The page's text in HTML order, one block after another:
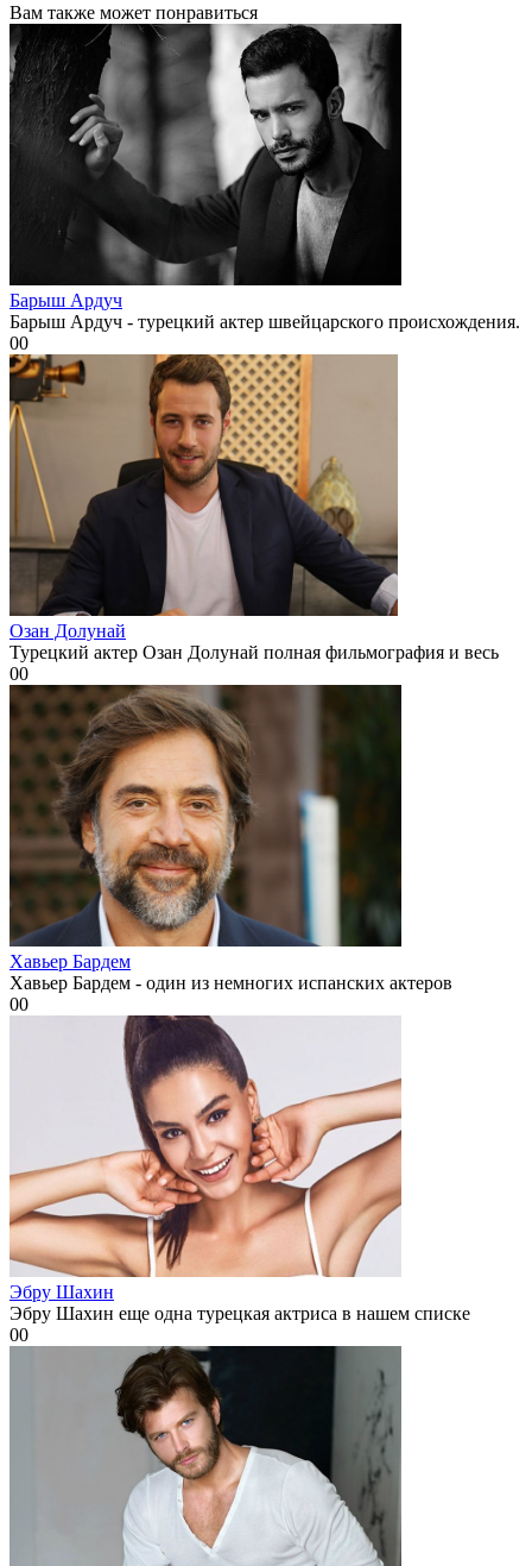
Вам также может понравиться
Барыш Ардуч
Барыш Ардуч - турецкий актер швейцарского происхождения.
00
Озан Долунай
Турецкий актер Озан Долунай полная фильмография и весь
00
Хавьер Бардем
Хавьер Бардем - один из немногих испанских актеров
00
Эбру Шахин
Эбру Шахин еще одна турецкая актриса в нашем списке
00